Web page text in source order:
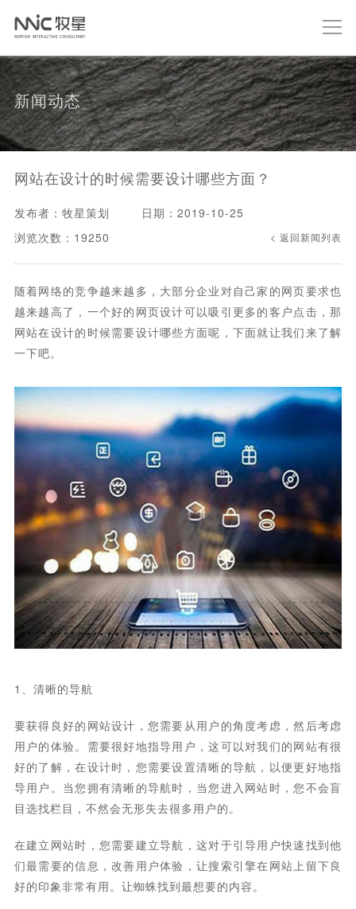
新闻动态
网站在设计的时候需要设计哪些方面？
发布者：牧星策划
日期：2019-10-25
浏览次数：19250
< 返回新闻列表
随着网络的竞争越来越多，大部分企业对自己家的网页要求也
越来越高了，一个好的网页设计可以吸引更多的客户点击，那
网站在设计的时候需要设计哪些方面呢，下面就让我们来了解
一下吧。
1、清晰的导航
要获得良好的网站设计，您需要从用户的角度考虑，然后考虑
用户的体验。需要很好地指导用户，这可以对我们的网站有很
好的了解，在设计时，您需要设置清晰的导航，以便更好地指
导用户。当您拥有清晰的导航时，当您进入网站时，您不会盲
目选找栏目，不然会无形失去很多用户的。
在建立网站时，您需要建立导航，这对于引导用户快速找到他
们最需要的信息，改善用户体验，让搜索引擎在网站上留下良
好的印象非常有用。让蜘蛛找到最想要的内容。